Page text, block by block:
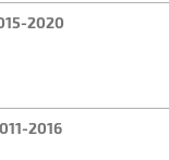
2020
2016